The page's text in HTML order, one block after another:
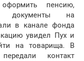
пенсию,
документы на
в канале фонда
увидел Пух и
на товарища. В
контакт